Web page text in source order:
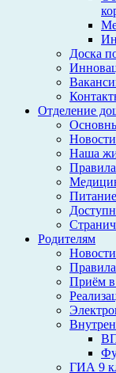
Доска
Отделение
Новости
Наша
Питание
Родителям
Приём в
ГИА 9